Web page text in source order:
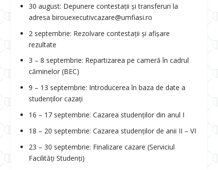
30 august: Depunere contestații și transferuri la
adresa birouexecutivcazare@umfiasi.ro
2 septembrie: Rezolvare contestații și afișare
rezultate
3 – 8 septembrie: Repartizarea pe cameră în cadrul
căminelor (BEC)
9 – 13 septembrie: Introducerea în baza de date a
studenților cazați
16 – 17 septembrie: Cazarea studenților din anul I
18 – 20 septembrie: Cazarea studenților de anii II – VI
23 – 30 septembrie: Finalizare cazare (Serviciul
Facilități Studenți)